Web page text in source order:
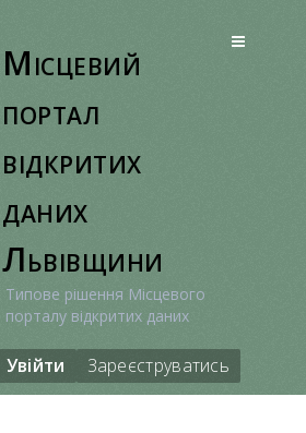
Місцевий
портал
відкритих
даних
Львівщини
Типове рішення Місцевого
порталу відкритих даних
Увійти Зареєструватись